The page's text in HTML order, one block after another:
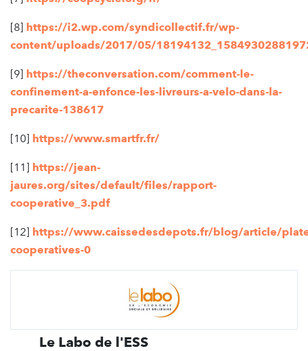
[8] https://i2.wp.com/syndicollectif.fr/wp-
content/uploads/2017/05/
[9] https://theconversation.com/comment-le-
confinement-a-enfonce-les-livreurs-a-velo-dans-la-
precarite-138617
[10] https://www.smartfr.fr/
[11] https://jean-
jaures.org/sites/default/files/rapport-
cooperative_3.pdf
[12] https://www.caissedesdepots.fr/blog/article/
cooperatives-0
Le Labo de l'ESS